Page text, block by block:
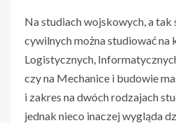
Na studiach wojskowych, a tak
cywilnych można studiować na
Logistycznych,
czy na Mechanice i budowie
i zakres na dwóch rodzajach
jednak nieco inaczej wygląda